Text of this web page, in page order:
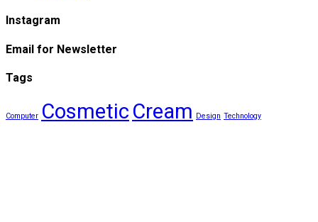
Instagram
Email for Newsletter
Tags
Computer Cosmetic Cream Design Technology